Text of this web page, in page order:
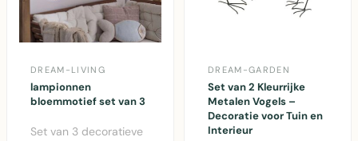
DREAM-LIVING
lampionnen
bloemmotief set van 3
Set van 3 decoratieve
DREAM-GARDEN
Set van 2 Kleurrijke
Metalen Vogels –
Decoratie voor Tuin en
Interieur